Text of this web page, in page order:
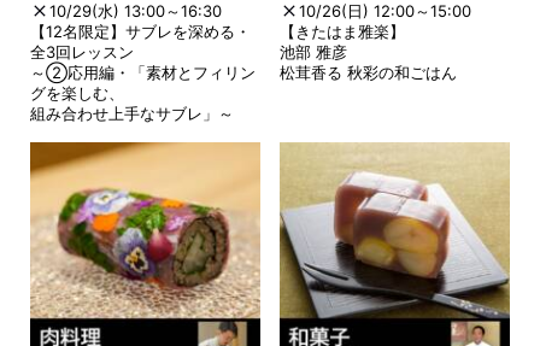
10/29(水) 13:00～16:30
【12名限定】サブレを深める・
全3回レッスン
～②応用編・「素材とフィリン
グを楽しむ、
組み合わせ上手なサブレ」～
10/26(日) 12:00～15:00
【きたはま雅楽】
池部 雅彦
松茸香る 秋彩の和ごはん